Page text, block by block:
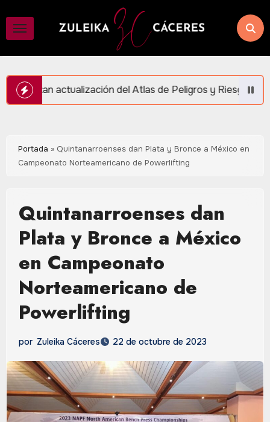
contenido
del Atlas de Peligros y Riesgos en Puerto Morelos
Portada » Quintanarroenses dan Plata y Bronce a México en
Campeonato Norteamericano de Powerlifting
Quintanarroenses dan
Plata y Bronce a México
en Campeonato
Norteamericano de
Powerlifting
por Zuleika Cáceres 22 de octubre de 2023